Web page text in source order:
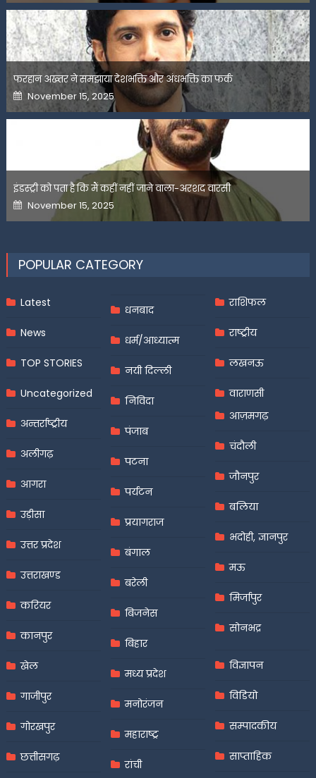
फरहान अख्तर ने समझाया देशभक्ति और अंधभक्ति का फर्क
Posted
on
November 15, 2025
इंडस्ट्री को पता है कि मैं कहीं नहीं जाने वाला-अरशद वारसी
Posted
on
November 15, 2025
POPULAR CATEGORY
Latest
News
TOP STORIES
Uncategorized
अन्तर्राष्ट्रीय
अलीगढ़
आगरा
उड़ीसा
उत्तर प्रदेश
उत्तराखण्ड
करियर
कानपुर
खेल
गाजीपुर
गोरखपुर
छत्तीसगढ़
धनबाद
धर्म/आध्यात्म
नयी दिल्ली
निविदा
पंजाब
पटना
पर्यटन
प्रयागराज
बंगाल
बरेली
बिजनेस
बिहार
मध्य प्रदेश
मनोरंजन
महाराष्ट्र
रांची
राशिफल
राष्ट्रीय
लखनऊ
वाराणसी
आज़मगढ़
चंदौली
जौनपुर
बलिया
भदोही, ज्ञानपुर
मऊ
मिर्जापुर
सोनभद्र
विज्ञापन
विडियो
सम्पादकीय
साप्ताहिक